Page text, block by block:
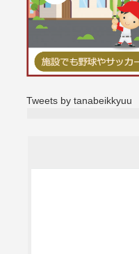
Tweets by tanabeikkyuu